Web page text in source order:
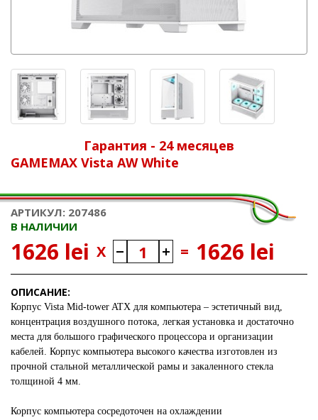
Гарантия - 24 месяцев
GAMEMAX Vista AW White
АРТИКУЛ: 207486
В НАЛИЧИИ
1626 lei X = 1626 lei
ОПИСАНИЕ:
Корпус Vista Mid-tower ATX для компьютера – эстетичный вид,
концентрация воздушного потока, легкая установка и достаточно
места для большого графического процессора и организации
кабелей. Корпус компьютера высокого качества изготовлен из
прочной стальной металлической рамы и закаленного стекла
толщиной 4 мм.
Корпус компьютера сосредоточен на охлаждении